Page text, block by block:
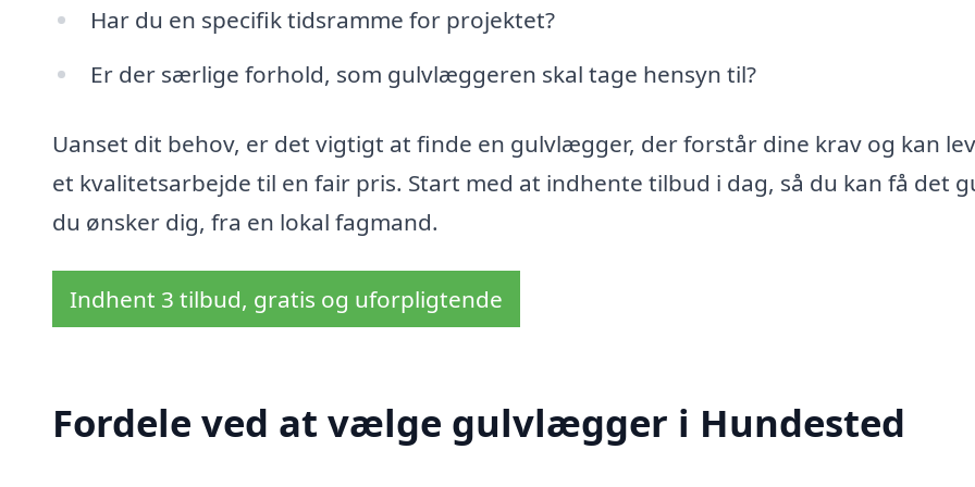
Har du en specifik tidsramme for projektet?
Er der særlige forhold, som gulvlæggeren skal tage hensyn til?
Uanset dit behov, er det vigtigt at finde en gulvlægger, der forstår dine krav og kan
et kvalitetsarbejde til en fair pris. Start med at indhente tilbud i dag, så du kan få det
du ønsker dig, fra en lokal fagmand.
Indhent 3 tilbud, gratis og uforpligtende
Fordele ved at vælge gulvlægger i Hundested